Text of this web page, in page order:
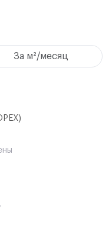
за м²/месяц